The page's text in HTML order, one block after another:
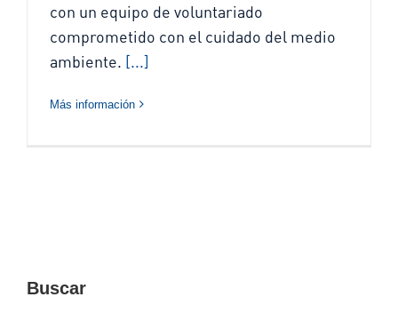
con un equipo de voluntariado
comprometido con el cuidado del medio
ambiente. [...]
Más información
Buscar